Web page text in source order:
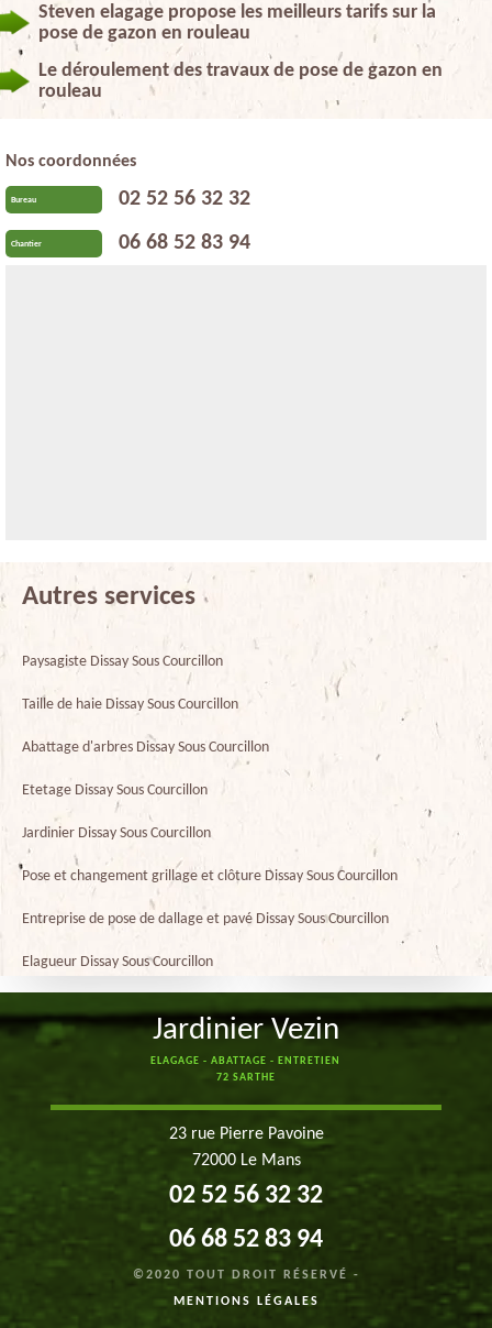
Steven elagage propose les meilleurs tarifs sur la
pose de gazon en rouleau
Le déroulement des travaux de pose de gazon en
rouleau
Nos coordonnées
Bureau 02 52 56 32 32
Chantier 06 68 52 83 94
Autres services
Paysagiste Dissay Sous Courcillon
Taille de haie Dissay Sous Courcillon
Abattage d'arbres Dissay Sous Courcillon
Etetage Dissay Sous Courcillon
Jardinier Dissay Sous Courcillon
Pose et changement grillage et clôture Dissay Sous Courcillon
Entreprise de pose de dallage et pavé Dissay Sous Courcillon
Elagueur Dissay Sous Courcillon
Jardinier Vezin
ELAGAGE - ABATTAGE - ENTRETIEN
72 SARTHE
23 rue Pierre Pavoine
72000 Le Mans
02 52 56 32 32
06 68 52 83 94
©2020 TOUT DROIT RÉSERVÉ -
MENTIONS LÉGALES